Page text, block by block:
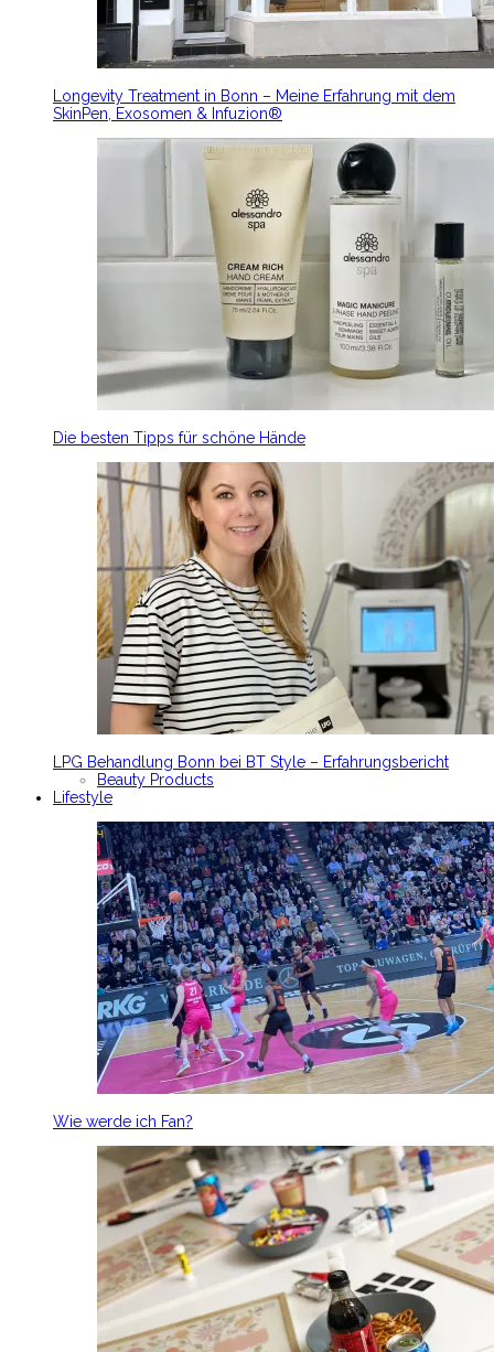
Longevity Treatment in Bonn – Meine Erfahrung mit dem
SkinPen, Exosomen & Infuzion®
Die besten Tipps für schöne Hände
LPG Behandlung Bonn bei BT Style – Erfahrungsbericht
Beauty Products
Lifestyle
Wie werde ich Fan?